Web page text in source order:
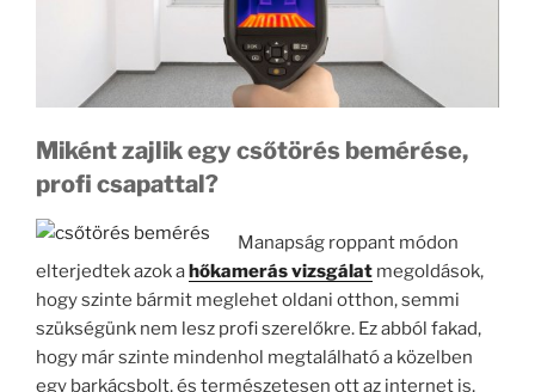
Miként zajlik egy csőtörés bemérése,
profi csapattal?
Manapság roppant módon
elterjedtek azok ahőkamerás vizsgálat megoldások,
hogy szinte bármit meglehet oldani otthon, semmi
szükségünk nem lesz profi szerelőkre. Ez abból fakad,
hogy már szinte mindenhol megtalálható a közelben
egy barkácsbolt, és természetesen ott az internet is,